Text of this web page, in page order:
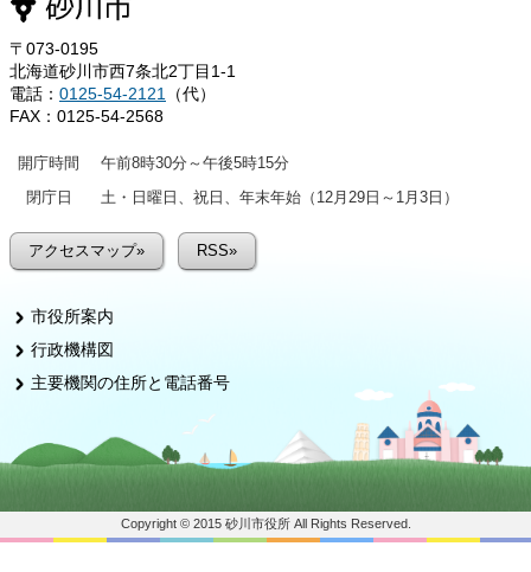
〒073-0195
北海道砂川市西7条北2丁目1-1
電話： 0125-54-2121
（代）
FAX：0125-54-2568
開庁時間
午前8時30分～午後5時15分
閉庁日
土・日曜日、祝日、年末年始（12月29日～1月3日）
アクセスマップ» RSS»
市役所案内
行政機構図
主要機関の住所と電話番号
Copyright © 2015 砂川市役所 All Rights Reserved.